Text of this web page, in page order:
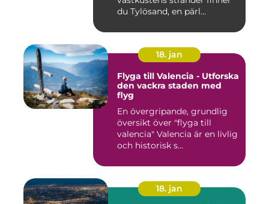
du Tylösand, en pärl...
18. jan
Flyga till Valencia - Utforska
den vackra staden med
flyg
En övergripande, grundlig
översikt över "flyga till
valencia" Valencia är en livlig
och historisk s...
18. jan